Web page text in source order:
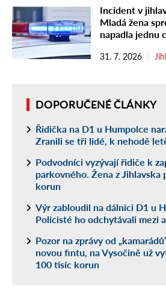
Incident v
Mladá žena
napadla jednu
31. 7. 2026
DOPORUČENÉ ČLÁNKY
Řidička na D1 u Humpolce
Zranili se tři lidé, k nehodě
Podvodníci vyzývají řidiče k
parkovného. Žena z Jihlavska
korun
Výr zabloudil na dálnici D1 u
Policisté ho odchytávali mezi
Pozor na zprávy od
novou fintu, na Vysočině už
100 tisíc korun